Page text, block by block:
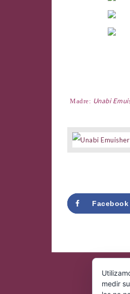
Madre: Unabi
Facebook
medir